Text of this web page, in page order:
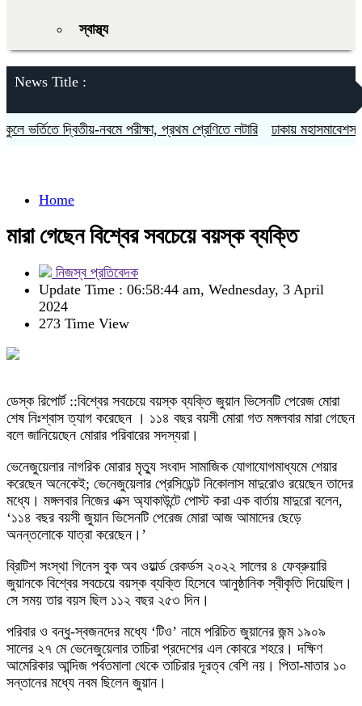
স্বাস্থ্য
News Title :
ভর্তিতে দ্বিতীয়-নবমে পরীক্ষা, প্রথম শ্রেণিতে লটারি ঢাকায় মহাসমাবেশসহ
Home
মারা গেছেন বিশ্বের সবচেয়ে বয়স্ক ব্যক্তি
নিজস্ব প্রতিবেদক
Update Time : 06:58:44 am, Wednesday, 3 April
2024
273 Time View
ডেস্ক রিপোর্ট ::বিশ্বের সবচেয়ে বয়স্ক ব্যক্তি জুয়ান ভিসেনটি পেরেজ মোরা
শেষ নিঃশ্বাস ত্যাগ করেছেন । ১১৪ বছর বয়সী মোরা গত মঙ্গলবার মারা গেছেন
বলে জানিয়েছেন মোরার পরিবারের সদস্যরা।
ভেনেজুয়েলার নাগরিক মোরার মৃত্যু সংবাদ সামাজিক যোগাযোগমাধ্যমে শেয়ার
করেছেন অনেকেই; ভেনেজুয়েলার প্রেসিডেন্ট নিকোলাস মাদুরোও রয়েছেন তাদের
মধ্যে। মঙ্গলবার নিজের এক্স অ্যাকাউন্টে পোস্ট করা এক বার্তায় মাদুরো বলেন,
‘১১৪ বছর বয়সী জুয়ান ভিসেনটি পেরেজ মোরা আজ আমাদের ছেড়ে
অনন্তলোকে যাত্রা করেছেন।’
ব্রিটিশ সংস্থা গিনেস বুক অব ওয়ার্ল্ড রেকর্ডস ২০২২ সালের ৪ ফেব্রুয়ারি
জুয়ানকে বিশ্বের সবচেয়ে বয়স্ক ব্যক্তি হিসেবে আনুষ্ঠানিক স্বীকৃতি দিয়েছিল।
সে সময় তার বয়স ছিল ১১২ বছর ২৫৩ দিন।
পরিবার ও বন্ধু-স্বজনদের মধ্যে ‘টিও’ নামে পরিচিত জুয়ানের জন্ম ১৯০৯
সালের ২৭ মে ভেনেজুয়েলার তাচিরা প্রদেশের এল কোবরে শহরে। দক্ষিণ
আমেরিকার আন্দিজ পর্বতমালা থেকে তাচিরার দূরত্ব বেশি নয়। পিতা-মাতার ১০
সন্তানের মধ্যে নবম ছিলেন জুয়ান।